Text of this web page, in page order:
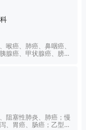
、新冠后遗留的疲劳、
、痤疮、不孕不育等。
喉癌、肺癌、鼻咽癌、
腺癌、甲状腺癌、膀胱
证治疗。
阻塞性肺炎、肺癌；慢
、胃癌、肠癌；乙型丙